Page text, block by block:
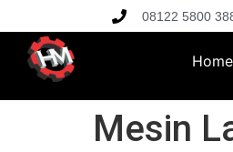
08122 5800
Home
Mesin